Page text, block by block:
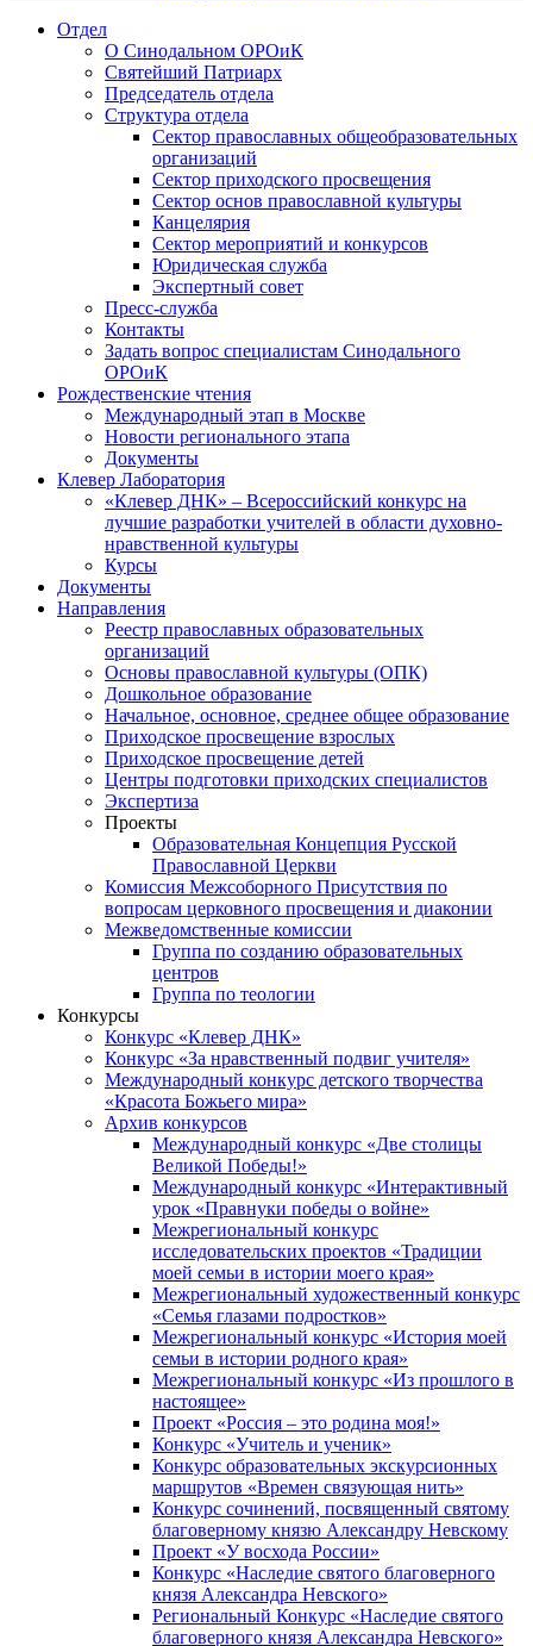
Отдел
О Синодальном ОРОиК
Святейший Патриарх
Председатель отдела
Структура отдела
Сектор православных общеобразовательных
организаций
Сектор приходского просвещения
Сектор основ православной культуры
Канцелярия
Сектор мероприятий и конкурсов
Юридическая служба
Экспертный совет
Пресс-служба
Контакты
Задать вопрос специалистам Синодального
ОРОиК
Рождественские чтения
Международный этап в Москве
Новости регионального этапа
Документы
Клевер Лаборатория
«Клевер ДНК» – Всероссийский конкурс на
лучшие разработки учителей в области духовно-
нравственной культуры
Курсы
Документы
Направления
Реестр православных образовательных
организаций
Основы православной культуры (ОПК)
Дошкольное образование
Начальное, основное, среднее общее образование
Приходское просвещение взрослых
Приходское просвещение детей
Центры подготовки приходских специалистов
Экспертиза
Проекты
Образовательная Концепция Русской
Православной Церкви
Комиссия Межсоборного Присутствия по
вопросам церковного просвещения и диаконии
Межведомственные комиссии
Группа по созданию образовательных
центров
Группа по теологии
Конкурсы
Конкурс «Клевер ДНК»
Конкурс «За нравственный подвиг учителя»
Международный конкурс детского творчества
«Красота Божьего мира»
Архив конкурсов
Международный конкурс «Две столицы
Великой Победы!»
Международный конкурс «Интерактивный
урок «Правнуки победы о войне»
Межрегиональный конкурс
исследовательских проектов «Традиции
моей семьи в истории моего края»
Межрегиональный художественный конкурс
«Семья глазами подростков»
Межрегиональный конкурс «История моей
семьи в истории родного края»
Межрегиональный конкурс «Из прошлого в
настоящее»
Проект «Россия – это родина моя!»
Конкурс «Учитель и ученик»
Конкурс образовательных экскурсионных
маршрутов «Времен связующая нить»
Конкурс сочинений, посвященный святому
благоверному князю Александру Невскому
Проект «У восхода России»
Конкурс «Наследие святого благоверного
князя Александра Невского»
Региональный Конкурс «Наследие святого
благоверного князя Александра Невского»